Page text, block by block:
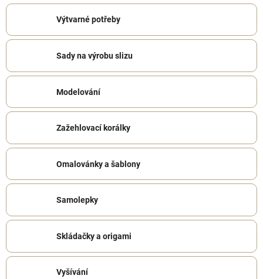
Výtvarné potřeby
Sady na výrobu slizu
Modelování
Zažehlovací korálky
Omalovánky a šablony
Samolepky
Skládačky a origami
Vyšívání